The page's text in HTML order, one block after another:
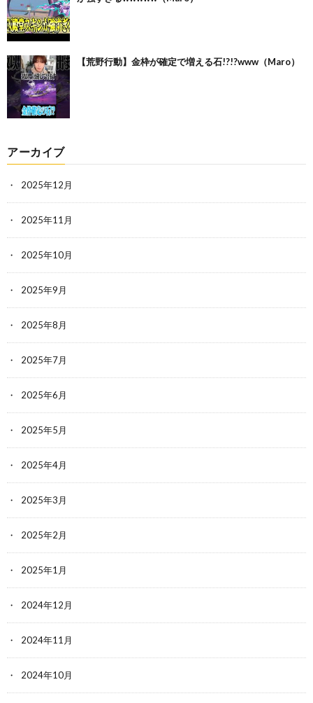
【荒野行動】金枠が確定で増える石!?!?www（Maro）
アーカイブ
2025年12月
2025年11月
2025年10月
2025年9月
2025年8月
2025年7月
2025年6月
2025年5月
2025年4月
2025年3月
2025年2月
2025年1月
2024年12月
2024年11月
2024年10月